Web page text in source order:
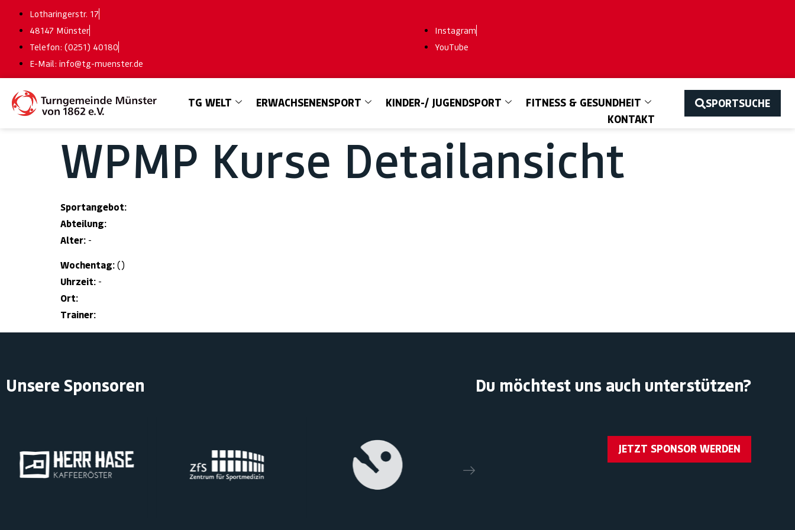
Lotharingerstr. 17
48147 Münster
Telefon: (0251) 40180
E-Mail: info@tg-muenster.de
Instagram
YouTube
TG WELT ERWACHSENENSPORT KINDER-/ JUGENDSPORT
FITNESS & GESUNDHEIT
KONTAKT
SPORTSUCHE
WPMP Kurse Detailansicht
Sportangebot:
Abteilung:
Alter: -
Wochentag: ()
Uhrzeit: -
Ort:
Trainer:
Unsere Sponsoren Du möchtest uns auch unterstützen?
JETZT SPONSOR WERDEN